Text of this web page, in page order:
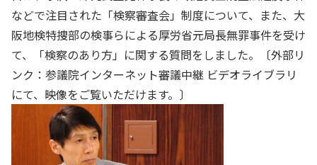
などで注目された「検察審査会」制度について、また、大
阪地検特捜部の検事らによる厚労省元局長無罪事件を受け
て、「検察のあり方」に関する質問をしました。〔外部リ
ンク： 参議院インターネット審議中継 ビデオライブラリ
にて、映像をご覧いただけます。〕